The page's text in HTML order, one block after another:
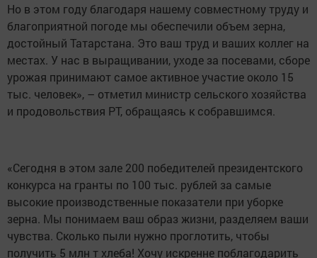
зависимости от ее производительности. Также было
решено разделить по группам комбайнеров,
работающих на самоходных косилках.
В своей приветственной речи на торжественном
мероприятии глава Минсельхозпрода РТ Марат
Ахметов напомнил, что в республике в этом году
собрано 5 млн т зерна.
собирали пять и более млн тонн зерна. Последние семь
лет при всех наших усилиях эта мечта не сбывалась.
Но в этом году благодаря нашему совместному труду и
благоприятной погоде мы обеспечили объем зерна,
достойный Татарстана. Это ваш труд и ваших коллег на
местах. У нас в выращивании, уходе за посевами, сборе